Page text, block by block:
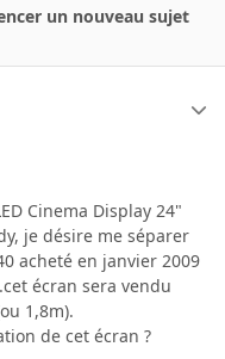
un nouveau sujet
Cinema Display 24"
je désire me séparer
acheté en janvier 2009
écran sera vendu
1,8m).
de cet écran ?